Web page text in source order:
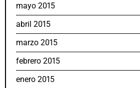
mayo 2015
abril 2015
marzo 2015
febrero 2015
enero 2015